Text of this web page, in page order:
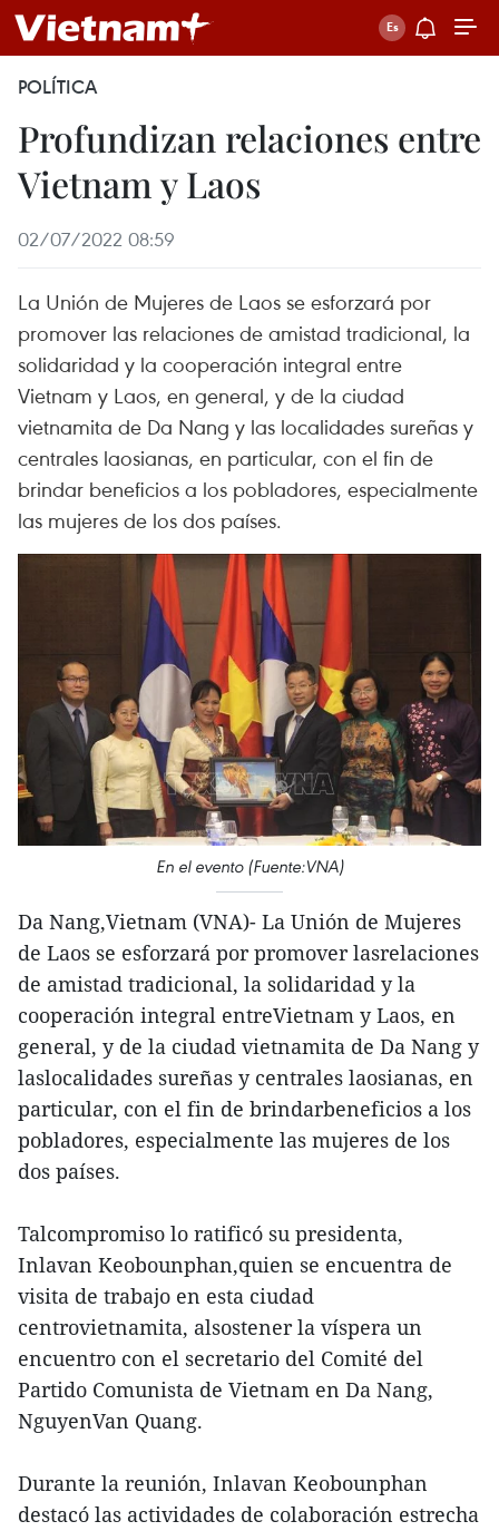
POLÍTICA
Profundizan relaciones entre
Vietnam y Laos
02/07/2022 08:59
La Unión de Mujeres de Laos se esforzará por
promover las relaciones de amistad tradicional, la
solidaridad y la cooperación integral entre
Vietnam y Laos, en general, y de la ciudad
vietnamita de Da Nang y las localidades sureñas y
centrales laosianas, en particular, con el fin de
brindar beneficios a los pobladores, especialmente
las mujeres de los dos países.
En el evento (Fuente:VNA)
Da Nang,Vietnam (VNA)- La Unión de Mujeres
de Laos se esforzará por promover lasrelaciones
de amistad tradicional, la solidaridad y la
cooperación integral entreVietnam y Laos, en
general, y de la ciudad vietnamita de Da Nang y
laslocalidades sureñas y centrales laosianas, en
particular, con el fin de brindarbeneficios a los
pobladores, especialmente las mujeres de los
dos países.
Talcompromiso lo ratificó su presidenta,
Inlavan Keobounphan,quien se encuentra de
visita de trabajo en esta ciudad
centrovietnamita, alsostener la víspera un
encuentro con el secretario del Comité del
Partido Comunista de Vietnam en Da Nang,
NguyenVan Quang.
Durante la reunión, Inlavan Keobounphan
destacó las actividades de colaboración estrecha